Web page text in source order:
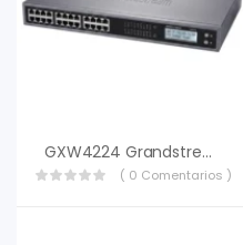
GXW4224 Grandstream
( 0 Comentarios )